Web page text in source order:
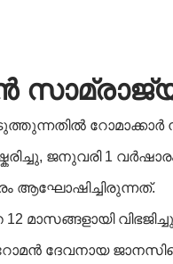
റോമാക്കാർ
ജനുവരി 1
ആഘോഷിച്ചിരുന്നത്.
ദേവനായ